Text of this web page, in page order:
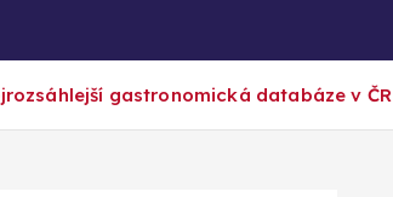
gastronomická databáze v ČR